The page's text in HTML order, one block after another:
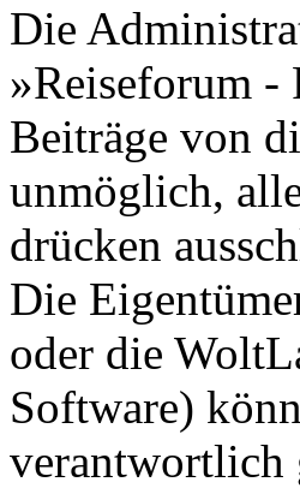
Die
»Reiseforum -
Beiträge von
unmöglich,
drücken
Die
oder die
Software)
verantwortlich